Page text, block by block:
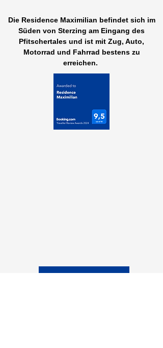
Die Residence Maximilian befindet sich im
Süden von Sterzing am Eingang des
Pfitschertales und ist mit Zug, Auto,
Motorrad und Fahrrad bestens zu
erreichen.